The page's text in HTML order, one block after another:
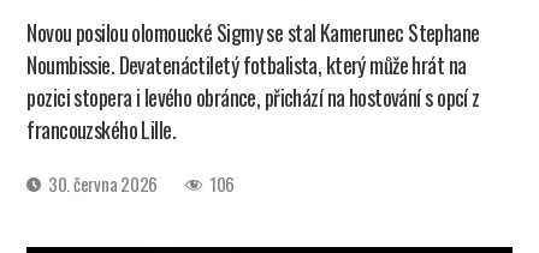
Novou posilou olomoucké Sigmy se stal Kamerunec Stephane
Noumbissie. Devatenáctiletý fotbalista, který může hrát na
pozici stopera i levého obránce, přichází na hostování s opcí z
francouzského Lille.
Datum30. června 2026 106